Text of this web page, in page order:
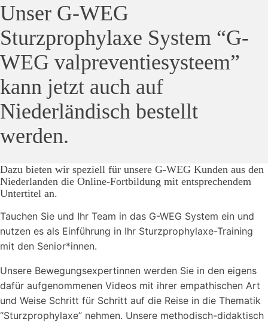
Unser G-WEG
Sturzprophylaxe System “G-
WEG valpreventiesysteem”
kann jetzt auch auf
Niederländisch bestellt
werden.
Dazu bieten wir speziell für unsere G-WEG Kunden aus den
Niederlanden die Online-Fortbildung mit entsprechendem
Untertitel an.
Tauchen Sie und Ihr Team in das G-WEG System ein und
nutzen es als Einführung in Ihr Sturzprophylaxe-Training
mit den Senior*innen.
Unsere Bewegungsexpertinnen werden Sie in den eigens
dafür aufgenommenen Videos mit ihrer empathischen Art
und Weise Schritt für Schritt auf die Reise in die Thematik
“Sturzprophylaxe” nehmen. Unsere methodisch-didaktisch